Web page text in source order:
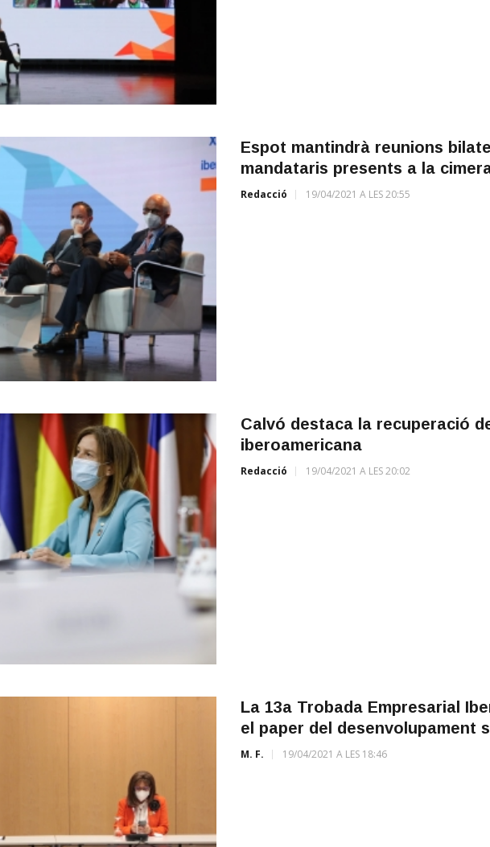
Espot mantindrà reunions
mandataris presents a la
Redacció 19/04/2021 A LES 20:55
Calvó destaca la recuperació
iberoamericana
Redacció 19/04/2021 A LES 20:02
La 13a Trobada Empresarial
el paper del desenvolupament
M. F. 19/04/2021 A LES 18:46